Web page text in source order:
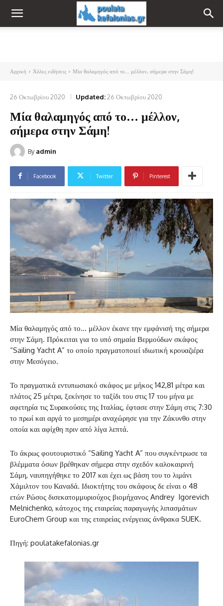
Αρχική Άλλες ειδήσεις Μία θαλαμηγός από το... μέλλον, σήμερα στην Σάμη!
26 Οκτωβρίου 2020 Updated:26 Οκτωβρίου 2020
Μία θαλαμηγός από το… μέλλον,
σήμερα στην Σάμη!
By admin
Facebook Twitter Pinterest
Μία θαλαμηγός από το… μέλλον έκανε την εμφάνισή της σήμερα
στην Σάμη. Πρόκειται για το υπό σημαία Βερμούδων σκάφος
“Sailing Yacht A” το οποίο πραγματοποιεί ιδιωτική κρουαζιέρα
στην Μεσόγειο.
Το πραγματικά εντυπωσιακό σκάφος με μήκος 142,81 μέτρα και
πλάτος 25 μέτρα, ξεκίνησε το ταξίδι του στις 17 του μήνα με
αφετηρία τις Συρακούσες της Ιταλίας, έφτασε στην Σάμη στις 7:30
το πρωί και αργά το μεσημέρι αναχώρησε για την Ζάκυνθο στην
οποία και αφίχθη πριν από λίγα λεπτά.
Το άκρως φουτουριστικό “Sailing Yacht A” που συγκέντρωσε τα
βλέμματα όσων βρέθηκαν σήμερα στην σχεδόν καλοκαιρινή
Σάμη, ναυπηγήθηκε το 2017 και έχει ως βάση του το λιμάνι
Χάμιλτον του Καναδά. Ιδιοκτήτης του σκάφους δε είναι ο 48
ετών Ρώσος δισεκατομμυριούχος βιομήχανος Andrey Igorevich
Melnichenko, κάτοχος της εταιρείας παραγωγής λιπασμάτων
EuroChem Group και της εταιρείας ενέργειας άνθρακα SUEK.
Πηγή: poulatakefalonias.gr